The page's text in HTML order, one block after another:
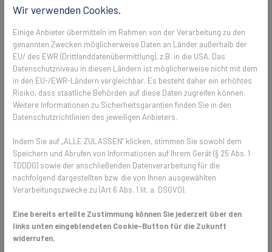
Mitarbeiter ist eine angenehme Arbeitsatmosphäre mit viel Licht und
frischer Luft wichtig. Gute Luft und viel Licht sorgen für ein
angenehmes Raumklima, bei dem sich sowohl Patienten als auch
Mitarbeiter wohlfühlen. Hochwertige Fliegengitter sind
hochtransparent und luftdurchlässig. Insektenschutzgitter mit
Transpatec Gewebe sind bis zu 140 % lichtdurchlässiger als
herkömmliches Gewebe.
TTA-Gewebe entsteht aus einem 0,13 Millimeter dünnen Faden, der
mit einem festeren Bindefaden verwebt wird und so für Robustheit
sorgt. So beeinträchtigt es den Lichteinfall nicht, während Insekten,
Ungeziefer und Krabbeltiere zuverlässig draußen gehalten werden.
bei Regen selbst.
Wir verwenden Cookies.
Einige Anbieter übermitteln im Rahmen von der Verarbeitung zu den
genannten Zwecken möglicherweise Daten an Länder außerhalb der
EU/ des EWR (Drittlanddatenübermittlung), z.B. in die USA. Das
Datenschutzniveau in diesen Ländern ist möglicherweise nicht mit dem
in den EU-/EWR-Ländern vergleichbar. Es besteht daher ein erhöhtes
Risiko, dass staatliche Behörden auf diese Daten zugreifen können.
Weitere Informationen zu Sicherheitsgarantien finden Sie in den
Datenschutzrichtlinien des jeweiligen Anbieters.
Indem Sie auf „ALLE ZULASSEN" klicken, stimmen Sie sowohl dem
Speichern und Abrufen von Informationen auf Ihrem Gerät (§ 25 Abs. 1
TDDDG) sowie der anschließenden Datenverarbeitung für die
nachfolgend dargestellten bzw. die von Ihnen ausgewählten
Verarbeitungszwecke zu (Art 6 Abs. 1 lit. a. DSGVO).
Eine bereits erteilte Zustimmung können Sie jederzeit über den
links unten eingeblendeten Cookie-Button für die Zukunft
widerrufen.